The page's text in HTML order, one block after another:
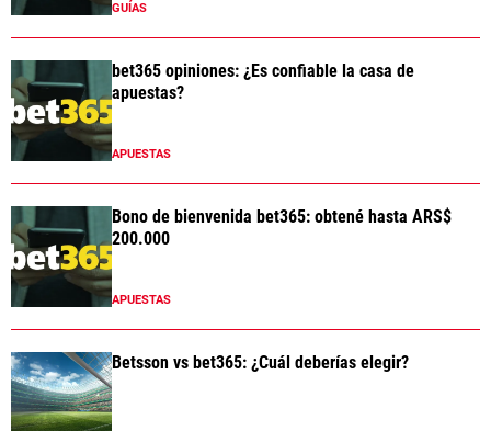
GUÍAS
bet365 opiniones: ¿Es confiable la casa de
apuestas?
APUESTAS
Bono de bienvenida bet365: obtené hasta ARS$
200.000
APUESTAS
Betsson vs bet365: ¿Cuál deberías elegir?